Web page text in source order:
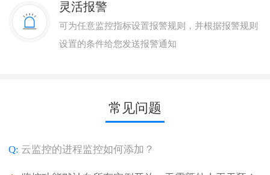
灵活报警
可为任意监控指标设置报警规则，并根据报警规则
设置的条件给您发送报警通知
常见问题
Q: 云监控的进程监控如何添加？